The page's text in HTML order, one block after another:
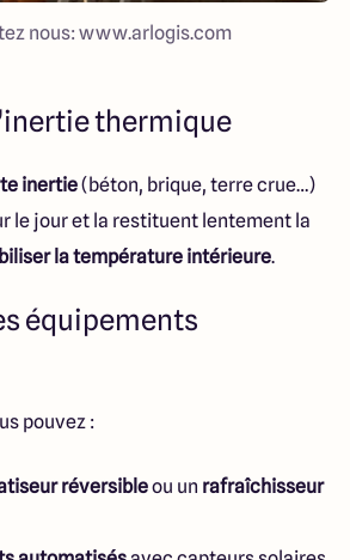
nous: www.arlogis.com
thermique
inertie(béton, brique, terre crue…)
le jour et la restituent lentement la
la température intérieure.
équipements
pouvez :
réversibleou un rafraîchisseur